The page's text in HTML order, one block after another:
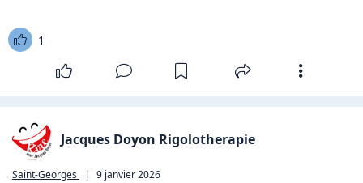
1
Jacques Doyon Rigolotherapie
Saint-Georges | 9 janvier 2026